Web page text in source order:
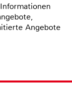
Angebote